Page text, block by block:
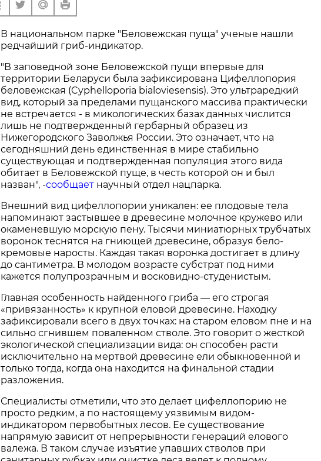
В национальном парке "Беловежская пуща" ученые нашли
редчайший гриб-индикатор.
"В заповедной зоне Беловежской пущи впервые для
территории Беларуси была зафиксирована Цифеллопория
беловежская (Cyphelloporia bialoviesensis). Это ультраредкий
вид, который за пределами пущанского массива практически
не встречается - в микологических базах данных числится
лишь не подтвержденный гербарный образец из
Нижегородского Заволжья России. Это означает, что на
сегодняшний день единственная в мире стабильно
существующая и подтвержденная популяция этого вида
обитает в Беловежской пуще, в честь которой он и был
назван", -сообщает научный отдел нацпарка.
Внешний вид цифеллопории уникален: ее плодовые тела
напоминают застывшее в древесине молочное кружево или
окаменевшую морскую пену. Тысячи миниатюрных трубчатых
воронок теснятся на гниющей древесине, образуя бело-
кремовые наросты. Каждая такая воронка достигает в длину
до сантиметра. В молодом возрасте субстрат под ними
кажется полупрозрачным и восковидно-студенистым.
Главная особенность найденного гриба — его строгая
«привязанность» к крупной еловой древесине. Находку
зафиксировали всего в двух точках: на старом еловом пне и на
сильно сгнившем поваленном стволе. Это говорит о жесткой
экологической специализации вида: он способен расти
исключительно на мертвой древесине ели обыкновенной и
только тогда, когда она находится на финальной стадии
разложения.
Специалисты отметили, что это делает цифеллопорию не
просто редким, а по настоящему уязвимым видом-
индикатором первобытных лесов. Ее существование
напрямую зависит от непрерывности генераций елового
валежа. В таком случае изъятие упавших стволов при